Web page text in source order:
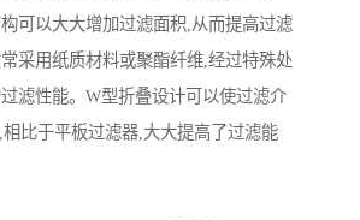
可以大大增加过滤面积,从而提高过滤
采用纸质材料或聚酯纤维,经过特殊处
滤性能。W型折叠设计可以使过滤介
比于平板过滤器,大大提高了过滤能